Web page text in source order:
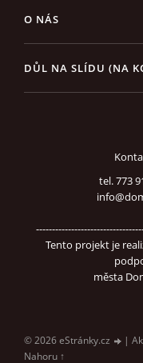
O NÁS
DŮL NA SLÍDU (NA
tel. 773
Tento projekt je
města
© 2026 eStránky.cz |
Nahoru ↑